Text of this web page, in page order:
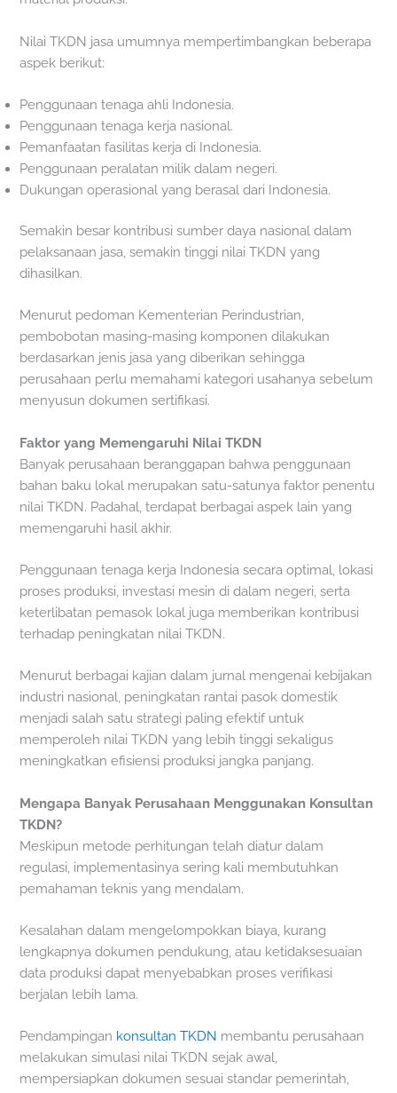
Nilai TKDN jasa umumnya mempertimbangkan beberapa
aspek berikut:
Penggunaan tenaga ahli Indonesia.
Penggunaan tenaga kerja nasional.
Pemanfaatan fasilitas kerja di Indonesia.
Penggunaan peralatan milik dalam negeri.
Dukungan operasional yang berasal dari Indonesia.
Semakin besar kontribusi sumber daya nasional dalam
pelaksanaan jasa, semakin tinggi nilai TKDN yang
dihasilkan.
Menurut pedoman Kementerian Perindustrian,
pembobotan masing-masing komponen dilakukan
berdasarkan jenis jasa yang diberikan sehingga
perusahaan perlu memahami kategori usahanya sebelum
menyusun dokumen sertifikasi.
Faktor yang Memengaruhi Nilai TKDN
Banyak perusahaan beranggapan bahwa penggunaan
bahan baku lokal merupakan satu-satunya faktor penentu
nilai TKDN. Padahal, terdapat berbagai aspek lain yang
memengaruhi hasil akhir.
Penggunaan tenaga kerja Indonesia secara optimal, lokasi
proses produksi, investasi mesin di dalam negeri, serta
keterlibatan pemasok lokal juga memberikan kontribusi
terhadap peningkatan nilai TKDN.
Menurut berbagai kajian dalam jurnal mengenai kebijakan
industri nasional, peningkatan rantai pasok domestik
menjadi salah satu strategi paling efektif untuk
memperoleh nilai TKDN yang lebih tinggi sekaligus
meningkatkan efisiensi produksi jangka panjang.
Mengapa Banyak Perusahaan Menggunakan Konsultan
TKDN?
Meskipun metode perhitungan telah diatur dalam
regulasi, implementasinya sering kali membutuhkan
pemahaman teknis yang mendalam.
Kesalahan dalam mengelompokkan biaya, kurang
lengkapnya dokumen pendukung, atau ketidaksesuaian
data produksi dapat menyebabkan proses verifikasi
berjalan lebih lama.
Pendampingan konsultan TKDN membantu perusahaan
melakukan simulasi nilai TKDN sejak awal,
mempersiapkan dokumen sesuai standar pemerintah,